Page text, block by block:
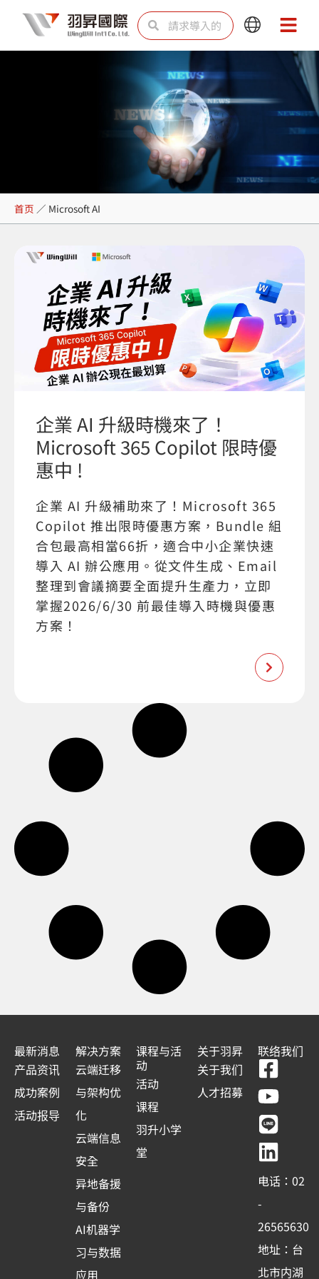
内
SearchSearch
Main
Menu
Main
Menu
Microsoft AI
首页 ／ Microsoft AI
企業 AI 升級時機來了！
Microsoft 365 Copilot 限時優
惠中 !
企業 AI 升級補助來了！Microsoft 365
Copilot 推出限時優惠方案，Bundle 組
合包最高相當66折，適合中小企業快速
導入 AI 辦公應用。從文件生成、Email
整理到會議摘要全面提升生產力，立即
掌握2026/6/30 前最佳導入時機與優惠
方案！
最新消息
产品资讯
成功案例
活动报导
解决方案
云端迁移
与架构优
化
云端信息
安全
异地备援
与备份
AI机器学
习与数据
应用
课程与活
动
活动
课程
羽升小学
堂
关于羽昇
关于我们
人才招募
联络我们
F
a
c
e
b
o
o
k
-
s
Y
o
u
t
u
b
e
L
i
n
e
L
i
n
k
e
d
i
n
电话：02
-
26565630
地址：台
北市内湖